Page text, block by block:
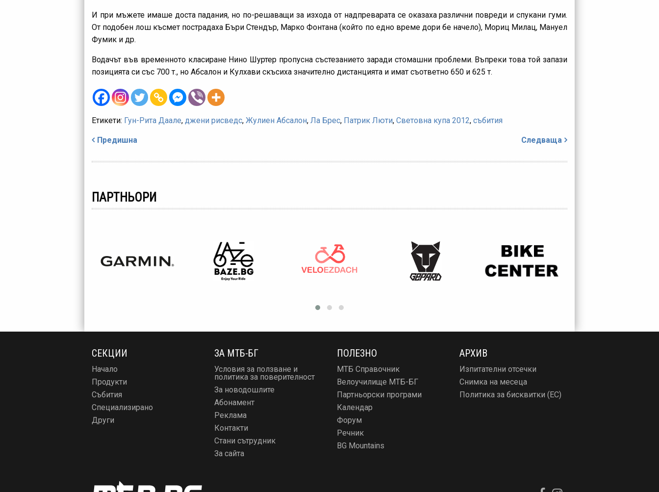
И при мъжете имаше доста падания, но по-решаващи за изхода от надпреварата се оказаха различни повреди и спукани гуми.
От подобен лош късмет пострадаха Бъри Стендър, Марко Фонтана (който по едно време дори бе начело), Мориц Милац, Мануел
Фумик и др.
Водачът във временното класиране Нино Шуртер пропусна състезанието заради стомашни проблеми. Въпреки това той запази
позицията си със 700 т., но Абсалон и Кулхави скъсиха значително дистанцията и имат съответно 650 и 625 т.
Етикети: Гун-Рита Даале, джени рисведс, Жулиен Абсалон, Ла Брес, Патрик Люти, Световна купа 2012, събития
Навигация
Предишна Следваща
ПАРТНЬОРИ
СЕКЦИИ
Начало
Продукти
Събития
Специализирано
Други
ЗА МТБ-БГ
Условия за ползване и
политика за поверителност
За новодошлите
Абонамент
Реклама
Контакти
Стани сътрудник
За сайта
ПОЛЕЗНО
МТБ Справочник
Велоучилище МТБ-БГ
Партньорски програми
Календар
Форум
Речник
BG Mountains
АРХИВ
Изпитателни отсечки
Снимка на месеца
Политика за бисквитки (ЕС)